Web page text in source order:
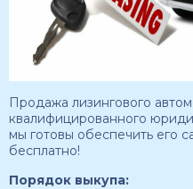
Продажа лизингового
квалифицированного
мы готовы обеспечить его
бесплатно!
Порядок выкупа: